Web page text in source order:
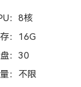
：8核
：16G
：30
：不限